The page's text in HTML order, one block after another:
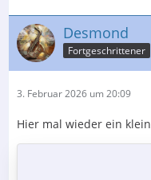
Desmond
Fortgeschrittener
3. Februar 2026 um 20:09
Hier mal wieder ein